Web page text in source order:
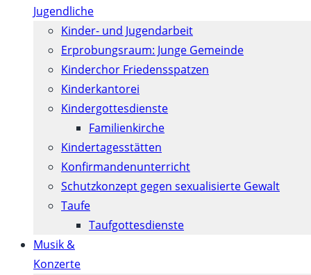
Jugendliche
Kinder- und Jugendarbeit
Erprobungsraum: Junge Gemeinde
Kinderchor Friedensspatzen
Kinderkantorei
Kindergottesdienste
Familienkirche
Kindertagesstätten
Konfirmanden­unterricht
Schutzkonzept gegen sexualisierte Gewalt
Taufe
Taufgottesdienste
Musik &
Konzerte